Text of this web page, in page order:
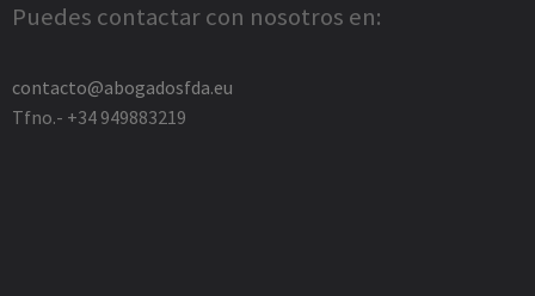
Puedes contactar con nosotros en:
contacto@abogadosfda.eu
Tfno.- +34 949883219